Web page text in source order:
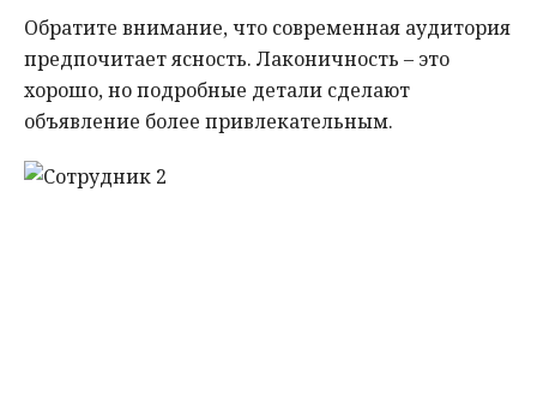
Обратите внимание, что современная аудитория
предпочитает ясность. Лаконичность – это
хорошо, но подробные детали сделают
объявление более привлекательным.